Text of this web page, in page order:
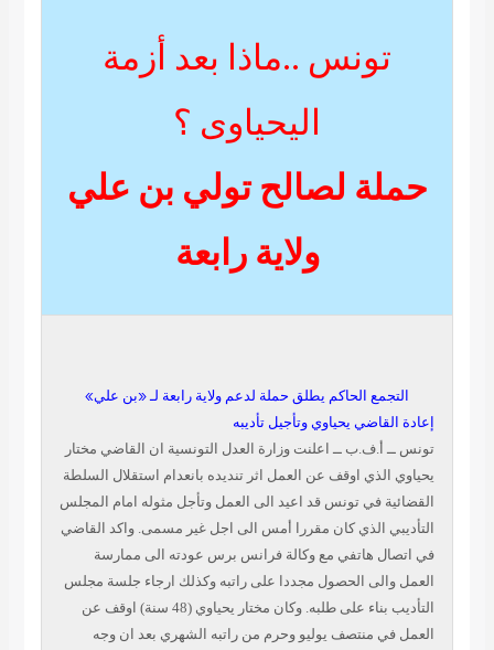
..ماذا بعد أزمة
اليحياوى ؟
لصالح تولي بن علي
ولاية رابعة
الحاكم يطلق حملة لدعم ولاية رابعة لـ «بن علي»
يحياوي وتأجيل تأديبه
ــ اعلنت وزارة العدل التونسية ان القاضي مختار
اوقف عن العمل اثر تنديده بانعدام استقلال السلطة
في تونس قد اعيد الى العمل وتأجل مثوله امام المجلس
الذي كان مقررا أمس الى اجل غير مسمى. واكد القاضي
هاتفي مع وكالة فرانس برس عودته الى ممارسة
الحصول مجددا على راتبه وكذلك ارجاء جلسة مجلس
التأديب بناء على طلبه. وكان مختار يحياوي (48 سنة) اوقف عن
منتصف يوليو وحرم من راتبه الشهري بعد ان وجه